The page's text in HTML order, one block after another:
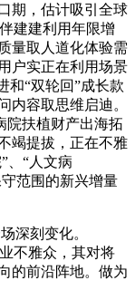
期，估计吸引全球
建建利用年限增
量取人道化体验需
户实正在利用场景
和“双轮回”成长款
内容取思维启迪。
院扶植财产出海拓
竭提拔，正在不雅
、“人文病
范围的新兴增量
深刻变化。
不雅众，其对将
的前沿阵地。做为